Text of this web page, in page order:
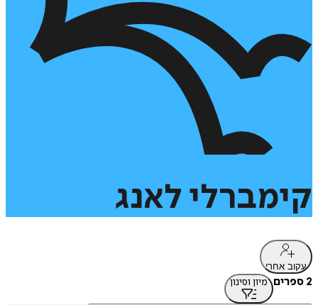
קימברלי לאנג
עקוב אחרי
2 ספרים מיון וסינון